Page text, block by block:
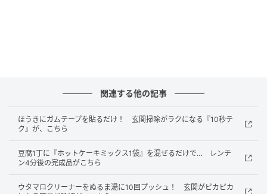
撮影：grapeフード編集部
そんな時は、自分で『飛び出し防止ストッパー』を作
れば大丈夫です！
関連する他の記事
ほうきにガムテープを貼るだけ！ 玄関掃除がラクになる『10秒テ
ク』が、こちら
豆腐1丁に『ホットケーキミックス1袋』を混ぜるだけで… レンチ
ン4分後の完成品がこちら
ウタマロクリーナーをぬるま湯に10回プッシュ！ 玄関がピカピカ